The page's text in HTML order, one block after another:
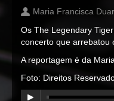
Maria Francisca
Os The Legendary
concerto que arrebatou
A reportagem é da
Foto: Direitos